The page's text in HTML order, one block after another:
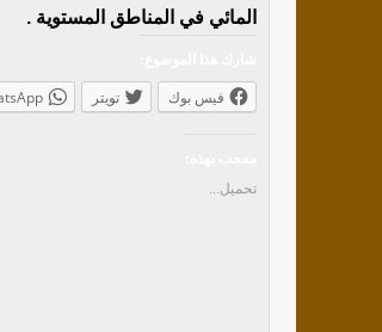
المائي في المناطق المستوية .
فيس بوك تويتر
تحميل...